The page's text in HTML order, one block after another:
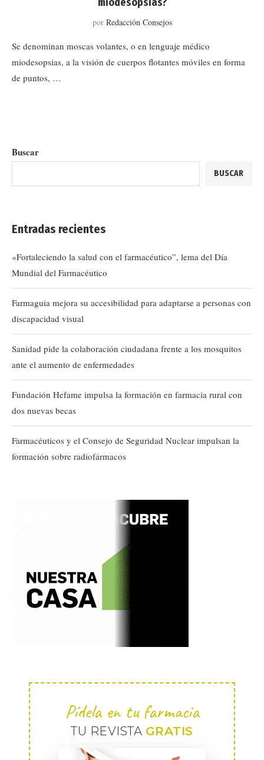
por Redacción Consejos
Se denominan moscas volantes, o en lenguaje médico
miodesopsias, a la visión de cuerpos flotantes móviles en forma
de puntos, …
Buscar
BUSCAR
Entradas recientes
«Fortaleciendo la salud con el farmacéutico”, lema del Día
Mundial del Farmacéutico
Farmaguia mejora su accesibilidad para adaptarse a personas con
discapacidad visual
Sanidad pide la colaboración ciudadana frente a los mosquitos
ante el aumento de enfermedades
Fundación Hefame impulsa la formación en farmacia rural con
dos nuevas becas
Farmacéuticos y el Consejo de Seguridad Nuclear impulsan la
formación sobre radiofármacos
Pídela en tu farmacia
TU REVISTA GRATIS